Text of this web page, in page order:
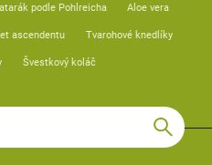
podle Pohlreicha Aloe vera
ascendentu Tvarohové knedlíky
Švestkový koláč